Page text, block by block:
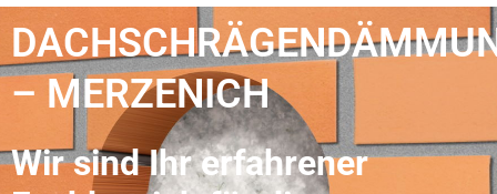
– MERZENICH
Wir sind Ihr erfahrener